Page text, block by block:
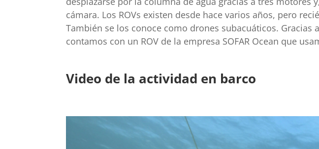
cámara. Los ROVs existen desde hace varios años, pero
También se los conoce como drones subacuáticos. Gracias
contamos con un ROV de la empresa SOFAR Ocean que
Video de la actividad en barco